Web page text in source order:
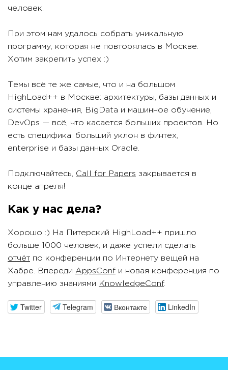
человек.
При этом нам удалось собрать уникальную
программу, которая не повторялась в Москве.
Хотим закрепить успех :)
Темы всё те же самые, что и на большом
HighLoad++ в Москве: архитектуры, базы данных и
системы хранения, BigData и машинное обучение,
DevOps — всё, что касается больших проектов. Но
есть специфика: больший уклон в финтех,
enterprise и базы данных Oracle.
Подключайтесь, Call for Papers закрывается в
конце апреля!
Как у нас дела?
Хорошо :) На Питерский HighLoad++ пришло
больше 1000 человек, и даже успели сделать
отчёт по конференции по Интернету вещей на
Хабре. Впереди AppsConf и новая конференция по
управлению знаниями KnowledgeConf.
Twitter Telegram Вконтакте LinkedIn